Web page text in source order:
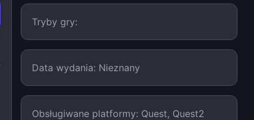
Tryby gry:
Data wydania: Nieznany
Obsługiwane platformy: Quest, Quest2